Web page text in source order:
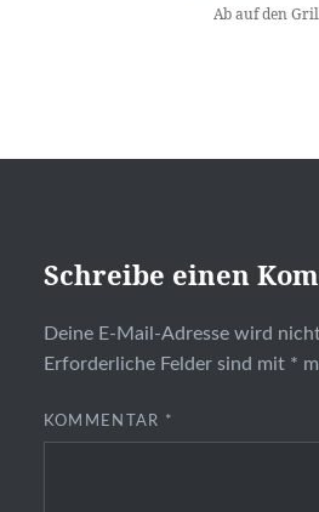
Ab auf den
Schreibe einen
Deine E-Mail-Adresse wird
Erforderliche Felder sind mit *
KOMMENTAR *